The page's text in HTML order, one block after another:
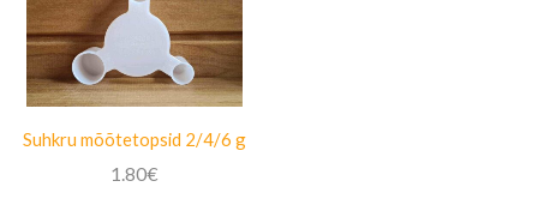
Suhkru mõõtetopsid 2/4/6 g
1.80€